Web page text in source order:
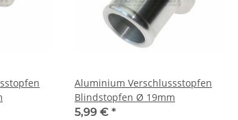
Aluminium Verschlussstopfen
Blindstopfen Ø 19mm
5,99 € *